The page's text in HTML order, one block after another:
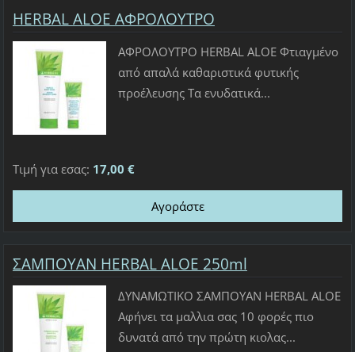
HERBAL ALOE ΑΦΡΟΛΟΥΤΡΟ
ΑΦΡΟΛΟΥΤΡΟ HERBAL ALOE Φτιαγμένο
από απαλά καθαριστικά φυτικής
προέλευσης Τα ενυδατικά...
Τιμή για εσας: 17,00 €
ΣΑΜΠΟΥΑΝ HERBAL ALOE 250ml
ΔΥΝΑΜΩΤΙΚΟ ΣΑΜΠΟΥΑΝ HERBAL ALOE
Αφήνει τα μαλλια σας 10 φορές πιο
δυνατά από την πρώτη κιολας...